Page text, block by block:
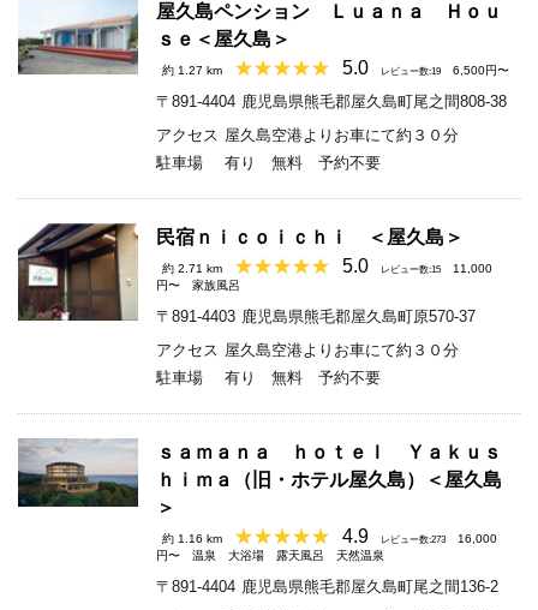
屋久島ペンション Ｌｕａｎａ Ｈｏｕ
ｓｅ＜屋久島＞
約 1.27 km 5.0 レビュー数:19 6,500円〜
〒891-4404 鹿児島県熊毛郡屋久島町尾之間808-38
アクセス 屋久島空港よりお車にて約３０分
駐車場
有り 無料 予約不要
民宿ｎｉｃｏｉｃｈｉ ＜屋久島＞
約 2.71 km 5.0 レビュー数:15
11,000
円〜
家族風呂
〒891-4403 鹿児島県熊毛郡屋久島町原570-37
アクセス 屋久島空港よりお車にて約３０分
駐車場
有り 無料 予約不要
ｓａｍａｎａ ｈｏｔｅｌ Ｙａｋｕｓ
ｈｉｍａ（旧・ホテル屋久島）＜屋久島
＞
約 1.16 km 4.9 レビュー数:273
16,000
円〜
温泉 大浴場 露天風呂 天然温泉
〒891-4404 鹿児島県熊毛郡屋久島町尾之間136-2